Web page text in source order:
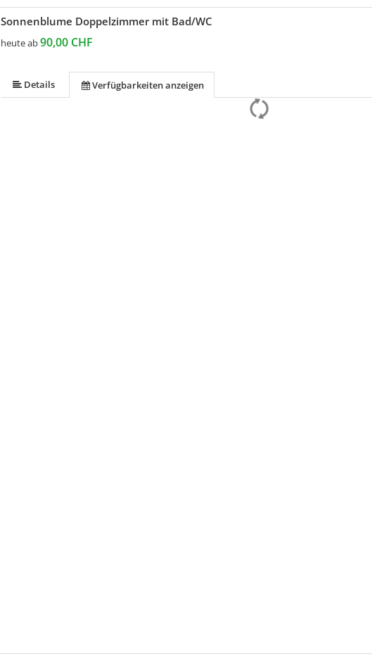
Sonnenblume Doppelzimmer mit Bad/WC
heute ab90,00 CHF
Details Verfügbarkeiten anzeigen